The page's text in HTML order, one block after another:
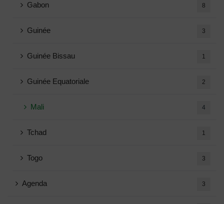
Gabon 8
Guinée 3
Guinée Bissau 1
Guinée Equatoriale 2
Mali 4
Tchad 1
Togo 3
Agenda 3